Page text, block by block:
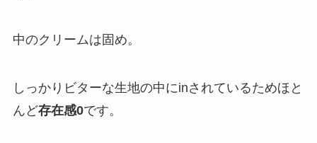
中のクリームは固め。
しっかりビターな生地の中にinされているためほと
んど存在感0です。